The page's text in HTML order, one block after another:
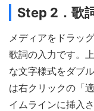
Step 2．歌
メディアをドラッ
歌詞の入力です。
な文字様式をダブ
は右クリックの「
イムラインに挿入さ